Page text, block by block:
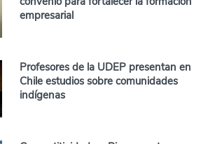
empresarial
Profesores de la UDEP presentan en
Chile estudios sobre comunidades
indígenas